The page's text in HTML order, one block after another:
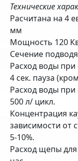
Технические
Расчитана на 4
мм
Мощность 120
Сечение
Расход воды при
4 сек. пауза
Расход воды
500 л/ цикл.
Концентрация
зависимости от
5-10%.
Расход щепы